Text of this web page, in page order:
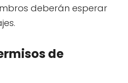
deberán esperar
de